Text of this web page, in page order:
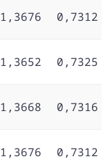
1,3676 0,7312
1,3652 0,7325
1,3668 0,7316
1,3676 0,7312